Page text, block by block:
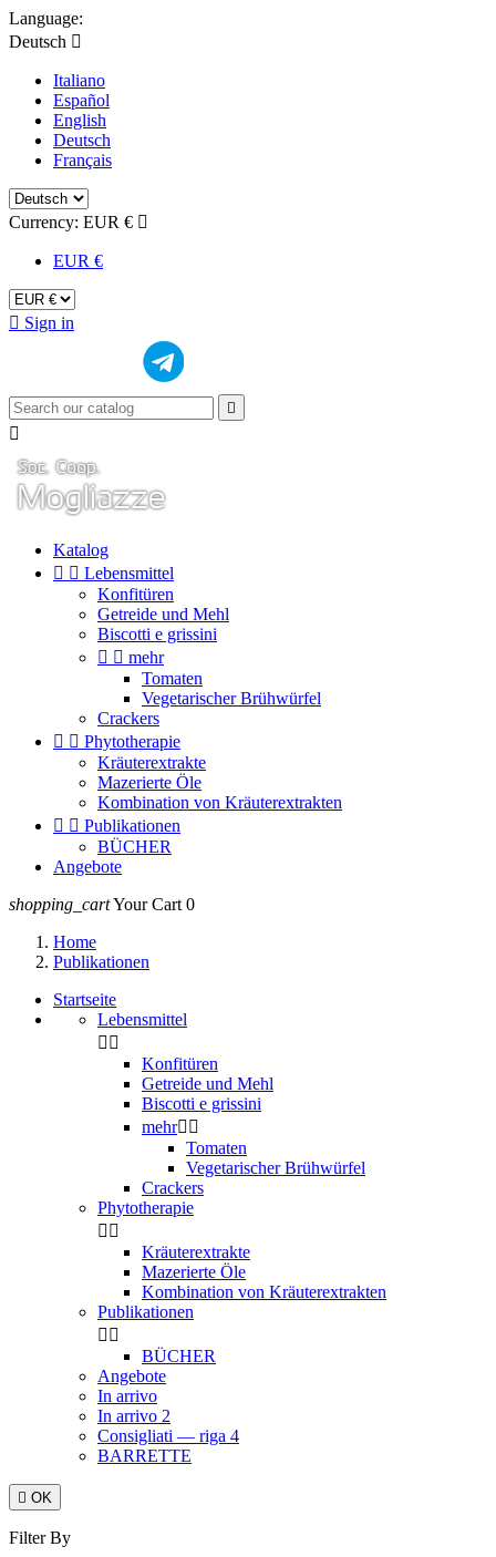
Language:
Deutsch 
Italiano
Español
English
Deutsch
Français
Currency: EUR € 
EUR €
 Sign in


Katalog
  Lebensmittel
Konfitüren
Getreide und Mehl
Biscotti e grissini
  mehr
Tomaten
Vegetarischer Brühwürfel
Crackers
  Phytotherapie
Kräuterextrakte
Mazerierte Öle
Kombination von Kräuterextrakten
  Publikationen
BÜCHER
Angebote
shopping_cartYour Cart 0
Home
Publikationen
Startseite
Lebensmittel
 
Konfitüren
Getreide und Mehl
Biscotti e grissini
mehr 
Tomaten
Vegetarischer Brühwürfel
Crackers
Phytotherapie
 
Kräuterextrakte
Mazerierte Öle
Kombination von Kräuterextrakten
Publikationen
 
BÜCHER
Angebote
In arrivo
In arrivo 2
Consigliati — riga 4
BARRETTE
 OK
Filter By